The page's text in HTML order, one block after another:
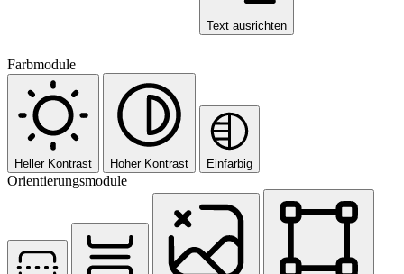
Text ausrichten
Farbmodule
Heller Kontrast Hoher Kontrast Einfarbig
Orientierungsmodule